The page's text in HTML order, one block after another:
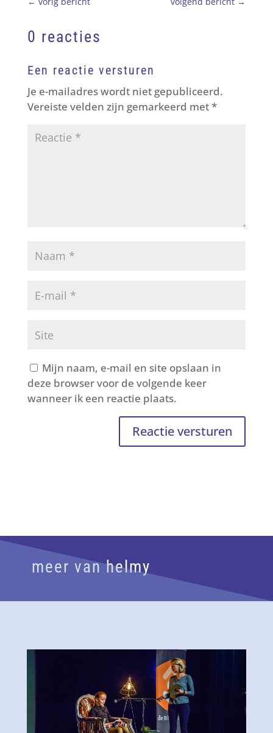
0 reacties
Een reactie versturen
Je e-mailadres wordt niet gepubliceerd.
Vereiste velden zijn gemarkeerd met*
Mijn naam, e-mail en site opslaan in
deze browser voor de volgende keer
wanneer ik een reactie plaats.
Reactie versturen
meer van helmy